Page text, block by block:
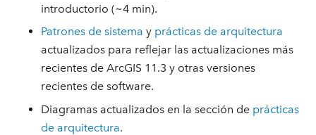
introductorio (~4 min).
Patrones de sistema y prácticas de arquitectura
actualizados para reflejar las actualizaciones más
recientes de ArcGIS 11.3 y otras versiones
recientes de software.
Diagramas actualizados en la sección de prácticas
de arquitectura.